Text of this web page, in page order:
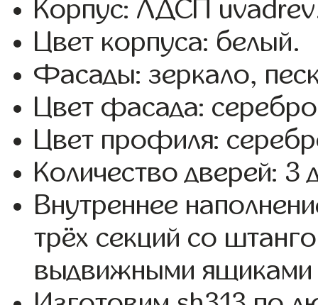
Корпус: ЛДСП
Цвет корпуса: белый.
Фасады: зеркало,
Цвет фасада:
Цвет профиля:
Количество дверей: 3
Внутреннее
трёх секций со
выдвижными ящиками